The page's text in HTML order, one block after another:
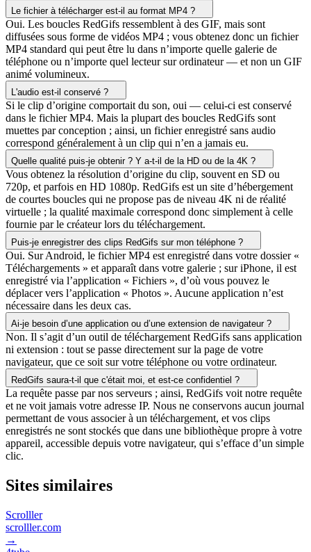
Le fichier à télécharger est-il au format MP4 ?
Oui. Les boucles RedGifs ressemblent à des GIF, mais sont
diffusées sous forme de vidéos MP4 ; vous obtenez donc un fichier
MP4 standard qui peut être lu dans n’importe quelle galerie de
téléphone ou n’importe quel lecteur sur ordinateur — et non un GIF
animé volumineux.
L'audio est-il conservé ?
Si le clip d’origine comportait du son, oui — celui-ci est conservé
dans le fichier MP4. Mais la plupart des boucles RedGifs sont
muettes par conception ; ainsi, un fichier enregistré sans audio
correspond généralement à un clip qui n’en a jamais eu.
Quelle qualité puis-je obtenir ? Y a-t-il de la HD ou de la 4K ?
Vous obtenez la résolution d’origine du clip, souvent en SD ou
720p, et parfois en HD 1080p. RedGifs est un site d’hébergement
de courtes boucles qui ne propose pas de niveau 4K ni de réalité
virtuelle ; la qualité maximale correspond donc simplement à celle
fournie par le créateur lors du téléchargement.
Puis-je enregistrer des clips RedGifs sur mon téléphone ?
Oui. Sur Android, le fichier MP4 est enregistré dans votre dossier «
Téléchargements » et apparaît dans votre galerie ; sur iPhone, il est
enregistré via l’application « Fichiers », d’où vous pouvez le
déplacer vers l’application « Photos ». Aucune application n’est
nécessaire dans les deux cas.
Ai-je besoin d’une application ou d’une extension de navigateur ?
Non. Il s’agit d’un outil de téléchargement RedGifs sans application
ni extension : tout se passe directement sur la page de votre
navigateur, que ce soit sur votre téléphone ou votre ordinateur.
RedGifs saura-t-il que c'était moi, et est-ce confidentiel ?
La requête passe par nos serveurs ; ainsi, RedGifs voit notre requête
et ne voit jamais votre adresse IP. Nous ne conservons aucun journal
permettant de vous associer à un téléchargement, et vos clips
enregistrés ne sont stockés que dans une bibliothèque propre à votre
appareil, accessible depuis votre navigateur, qui s’efface d’un simple
clic.
Sites similaires
Scrolller
scrolller.com
→